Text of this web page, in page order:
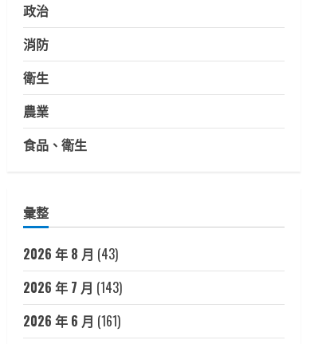
政治
消防
衛生
農業
食品、衛生
彙整
2026 年 8 月 (43)
2026 年 7 月 (143)
2026 年 6 月 (161)